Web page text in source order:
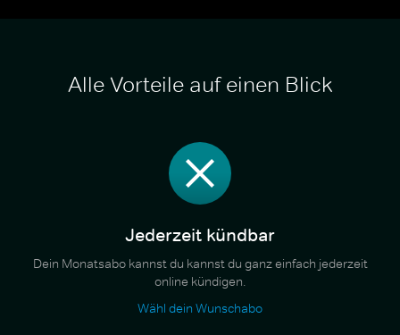
Alle Vorteile auf einen Blick
Jederzeit kündbar
Dein Monatsabo kannst du kannst du ganz einfach jederzeit
online kündigen.
Wähl dein Wunschabo